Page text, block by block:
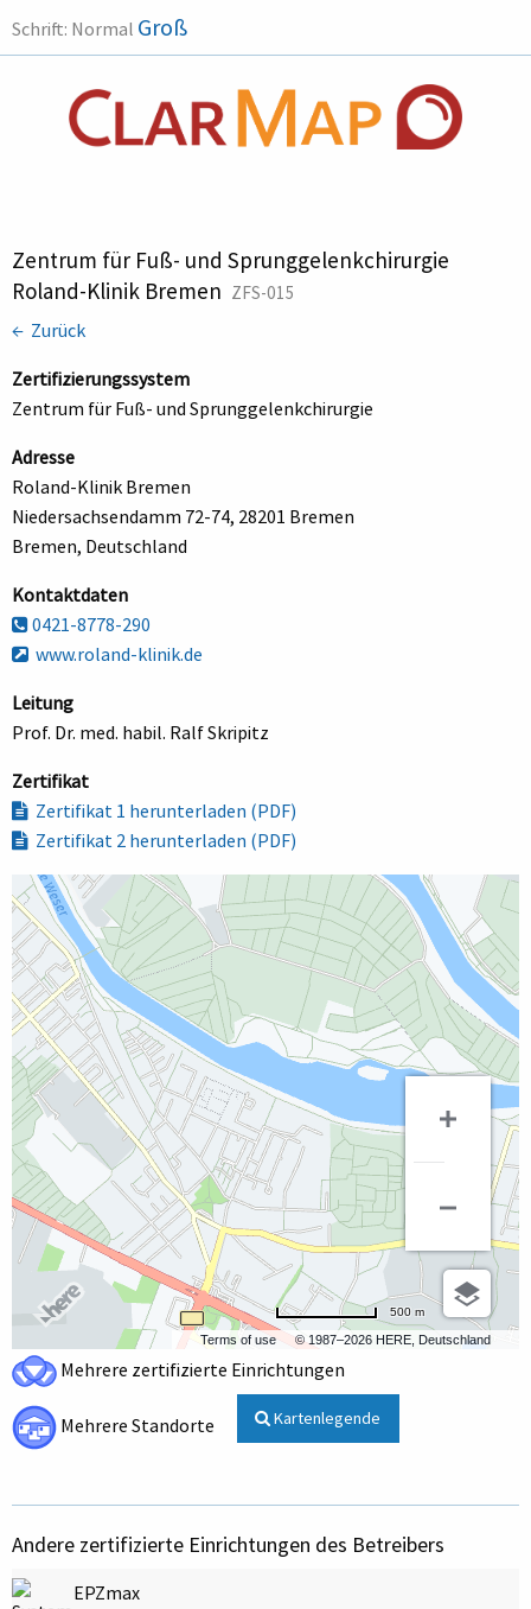
Schrift: Normal Groß
Zentrum für Fuß- und Sprunggelenkchirurgie
Roland-Klinik Bremen ZFS-015
← Zurück
Zertifizierungssystem
Zentrum für Fuß- und Sprunggelenkchirurgie
Adresse
Roland-Klinik Bremen
Niedersachsendamm 72-74, 28201 Bremen
Bremen, Deutschland
Kontaktdaten
0421-8778-290
www.roland-klinik.de
Leitung
Prof. Dr. med. habil. Ralf Skripitz
Zertifikat
Zertifikat 1 herunterladen (PDF)
Zertifikat 2 herunterladen (PDF)
Terms of use © 1987–2026 HERE, Deutschland
500 m
Mehrere zertifizierte Einrichtungen
Mehrere Standorte Kartenlegende
Andere zertifizierte Einrichtungen des Betreibers
EPZmax